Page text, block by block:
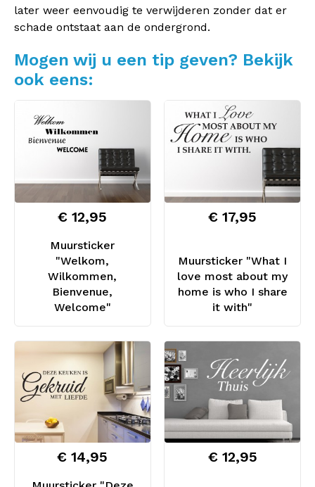
later weer eenvoudig te verwijderen zonder dat er
schade ontstaat aan de ondergrond.
Mogen wij u een tip geven? Bekijk
ook eens:
Muursticker
"Welkom,
Wilkommen,
Bienvenue,
Welcome"
€ 12,95
Muursticker "What I
love most about my
home is who I share
it with"
€ 17,95
€ 14,95 € 12,95